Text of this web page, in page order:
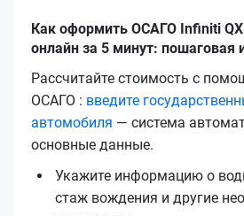
Как оформить ОСАГО Infiniti
онлайн за 5 минут: пошаговая
Рассчитайте стоимость с
ОСАГО : введите
автомобиля — система
основные данные.
Укажите информацию о
стаж вождения и другие